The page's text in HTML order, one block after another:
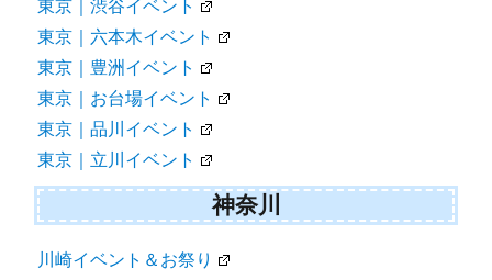
東京｜渋谷イベント
東京｜六本木イベント
東京｜豊洲イベント
東京｜お台場イベント
東京｜品川イベント
東京｜立川イベント
神奈川
川崎イベント＆お祭り